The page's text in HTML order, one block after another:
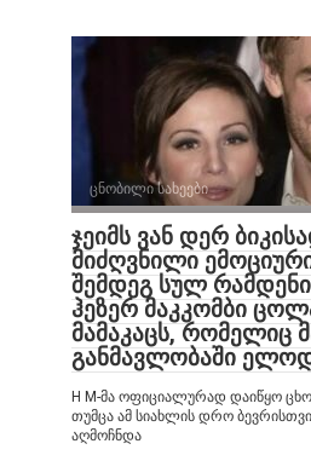
ცნობილი სახეები
ჯეიმს ვან დერ
მიძღვნილი
შემდეგ სულ
ჰეზერ მაკკომბი
მამაკაცს, რომელიც
განმავლობაში
H M-მა ოფიციალურად დაიწყო
თუმცა ამ სიახლის დრო
აღმოჩნდა